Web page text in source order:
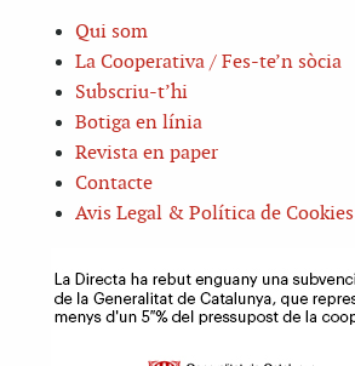
Qui som
La Cooperativa / Fes-te’n sòcia
Subscriu-t’hi
Botiga en línia
Revista en paper
Contacte
Avis Legal & Política de Cookies